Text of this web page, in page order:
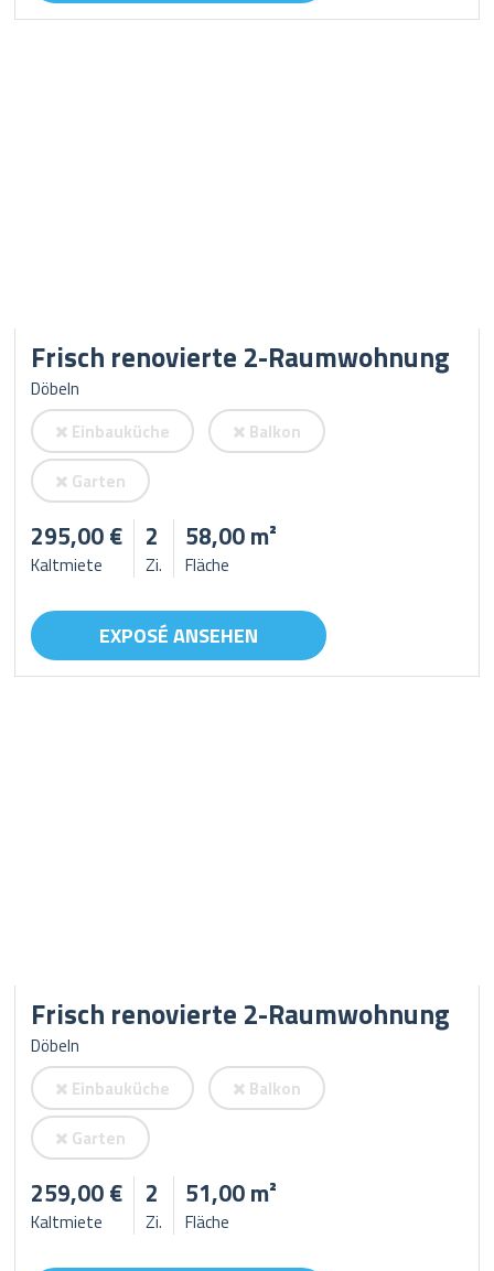
Frisch renovierte 2-Raumwohnung
Döbeln
Einbauküche
Balkon
Garten
295,00 €
Kaltmiete
2
Zi.
58,00 m²
Fläche
EXPOSÉ ANSEHEN
Frisch renovierte 2-Raumwohnung
Döbeln
Einbauküche
Balkon
Garten
259,00 €
Kaltmiete
2
Zi.
51,00 m²
Fläche